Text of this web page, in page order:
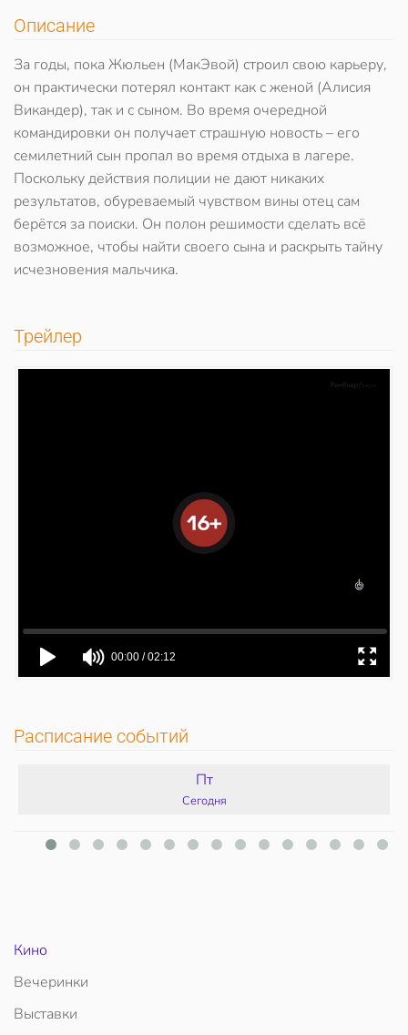
Описание
За годы, пока Жюльен (МакЭвой) строил свою карьеру,
он практически потерял контакт как с женой (Алисия
Викандер), так и с сыном. Во время очередной
командировки он получает страшную новость – его
семилетний сын пропал во время отдыха в лагере.
Поскольку действия полиции не дают никаких
результатов, обуреваемый чувством вины отец сам
берётся за поиски. Он полон решимости сделать всё
возможное, чтобы найти своего сына и раскрыть тайну
исчезновения мальчика.
Трейлер
Расписание событий
Пт
Сегодня
Кино
Вечеринки
Выставки